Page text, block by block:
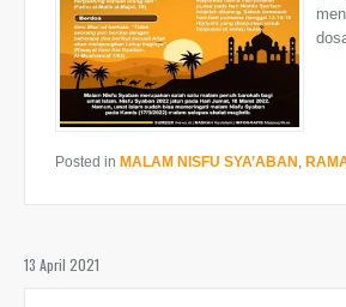
Posted in MALAM NISFU SYA’ABAN
13 April 2021